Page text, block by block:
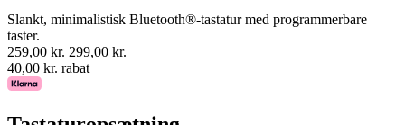
Slankt, minimalistisk Bluetooth®-tastatur med programmerbare
taster.
259,00 kr. 299,00 kr.
40,00 kr. rabat